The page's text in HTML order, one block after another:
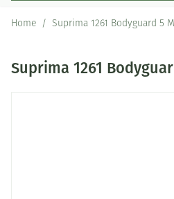
Home / Suprima 1261 Bodyguard 5
Suprima 1261